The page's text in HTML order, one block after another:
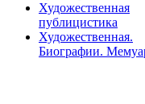
Художественная
публицистика
Художественная.
Биографии.